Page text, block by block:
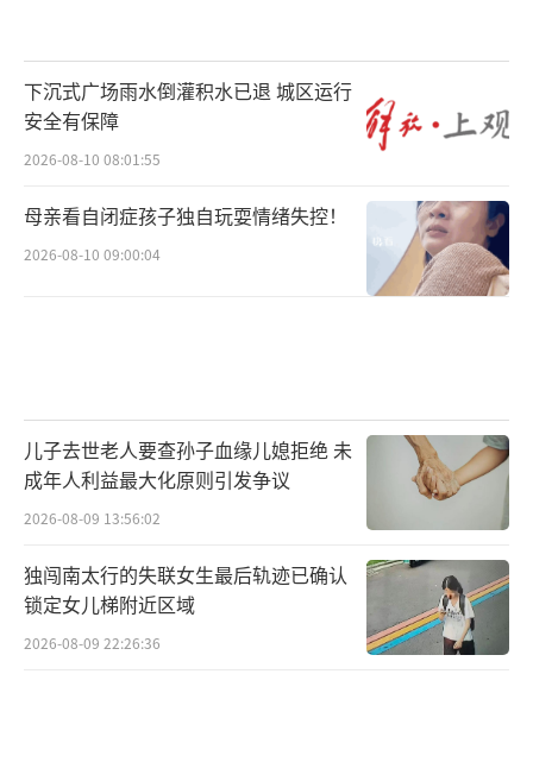
下沉式广场雨水倒灌积水已退 城区运行
安全有保障
2026-08-10 08:01:55
母亲看自闭症孩子独自玩耍情绪失控！
2026-08-10 09:00:04
儿子去世老人要查孙子血缘儿媳拒绝 未
成年人利益最大化原则引发争议
2026-08-09 13:56:02
独闯南太行的失联女生最后轨迹已确认
锁定女儿梯附近区域
2026-08-09 22:26:36